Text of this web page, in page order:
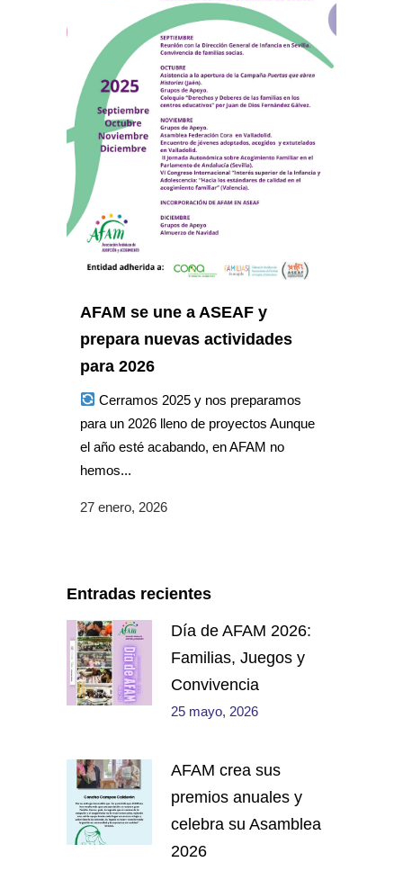
AFAM se une a ASEAF y
prepara nuevas actividades
para 2026
Cerramos 2025 y nos preparamos
para un 2026 lleno de proyectos Aunque
el año esté acabando, en AFAM no
hemos...
27 enero, 2026
Entradas recientes
Día de AFAM 2026:
Familias, Juegos y
Convivencia
25 mayo, 2026
AFAM crea sus
premios anuales y
celebra su Asamblea
2026